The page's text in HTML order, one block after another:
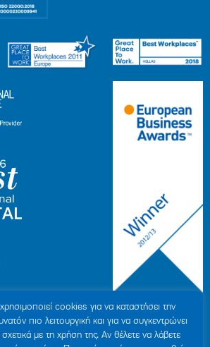
cookies για να καταστήσει την
πιο λειτουργική και για να συγκεντρώνει
σχετικά με τη χρήση της. Αν θέλετε να λάβετε